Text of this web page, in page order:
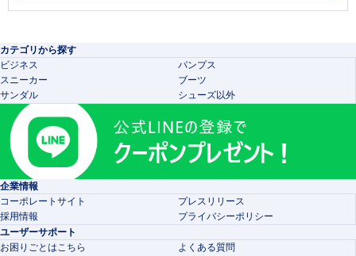
カテゴリから探す
ビジネス
パンプス
スニーカー
ブーツ
サンダル
シューズ以外
企業情報
コーポレートサイト
プレスリリース
採用情報
プライバシーポリシー
ユーザーサポート
お困りごとはこちら
よくある質問